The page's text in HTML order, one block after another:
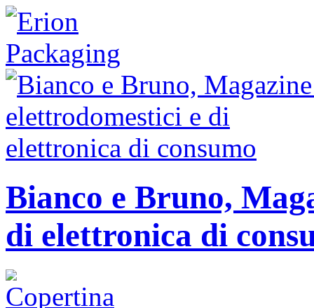
Bianco e Bruno,
di elettronica di